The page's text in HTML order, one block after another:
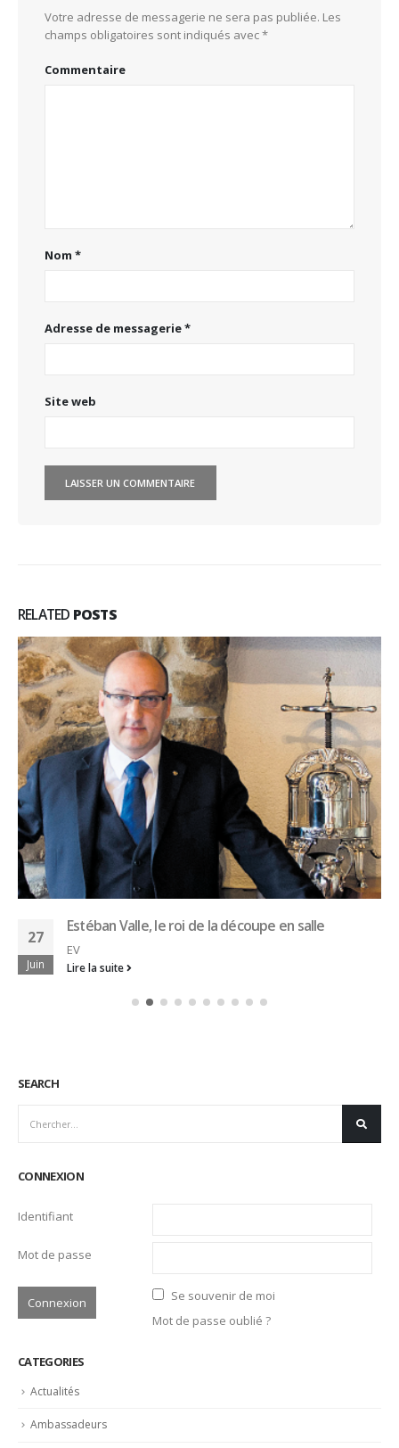
Votre adresse de messagerie ne sera pas publiée. Les
champs obligatoires sont indiqués avec*
Commentaire
Nom *
Adresse de messagerie*
Site web
RELATED POSTS
27
Juin
Estéban Valle, le roi de la découpe en salle
EV
Lire la suite
SEARCH
CONNEXION
Identifiant
Mot de passe
Se souvenir de moi
Mot de passe oublié ?
CATEGORIES
Actualités
Ambassadeurs